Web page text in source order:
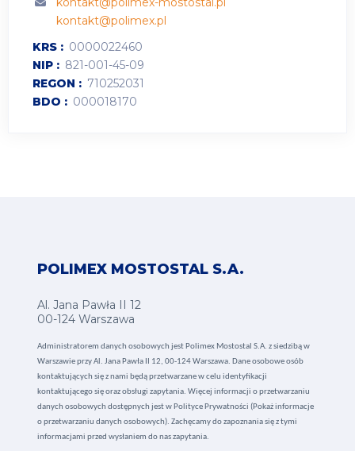
kontakt@polimex.pl
KRS
0000022460
NIP
821-001-45-09
REGON
710252031
BDO
000018170
POLIMEX MOSTOSTAL S.A.
Al. Jana Pawła II 12
00-124 Warszawa
Administratorem danych osobowych jest Polimex Mostostal S.A. z siedzibą w
Warszawie przy Al. Jana Pawła II 12, 00-124 Warszawa. Dane osobowe osób
kontaktujących się z nami będą przetwarzane w celu identyfikacji
kontaktującego się oraz obsługi zapytania. Więcej informacji o przetwarzaniu
danych osobowych dostępnych jest w Polityce Prywatności (Pokaż informacje
o przetwarzaniu danych osobowych). Zachęcamy do zapoznania się z tymi
informacjami przed wysłaniem do nas zapytania.